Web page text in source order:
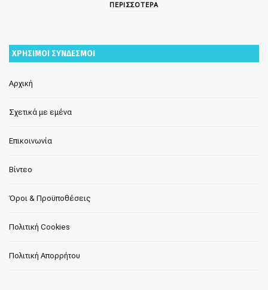
ΠΕΡΙΣΣΟΤΕΡΑ
ΧΡΗΣΙΜΟΙ ΣΥΝΔΕΣΜΟΙ
Αρχική
Σχετικά με εμένα
Επικοινωνία
Βίντεο
Όροι & Προϋποθέσεις
Πολιτική Cookies
Πολιτική Απορρήτου